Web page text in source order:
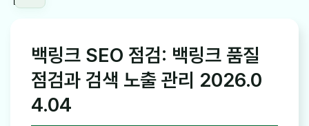
백링크 SEO 점검: 백링크 품질
점검과 검색 노출 관리 2026.0
4.04